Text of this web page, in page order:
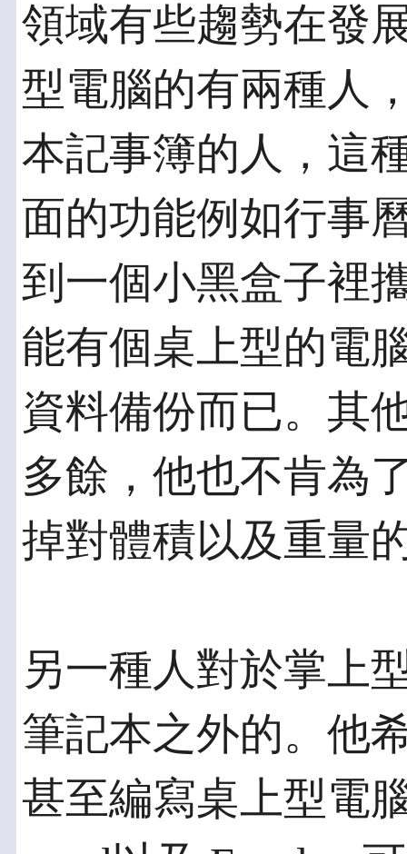
領域有些趨勢在發
型電腦的有兩種人
本記事簿的人，這
面的功能例如行事
到一個小黑盒子裡
能有個桌上型的電
資料備份而已。其
多餘，他也不肯為
掉對體積以及重量
另一種人對於掌上
筆記本之外的。他
甚至編寫桌上型電